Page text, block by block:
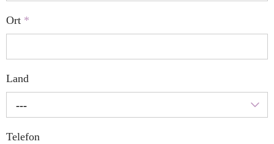
Ort *
Land
---
Telefon